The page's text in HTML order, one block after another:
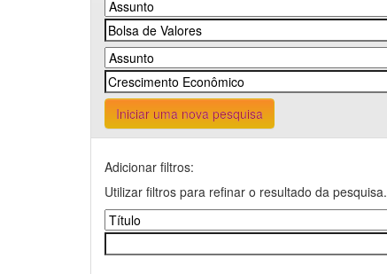
Iniciar uma nova pesquisa
Adicionar filtros:
Utilizar filtros para refinar o resultado da pesquisa.